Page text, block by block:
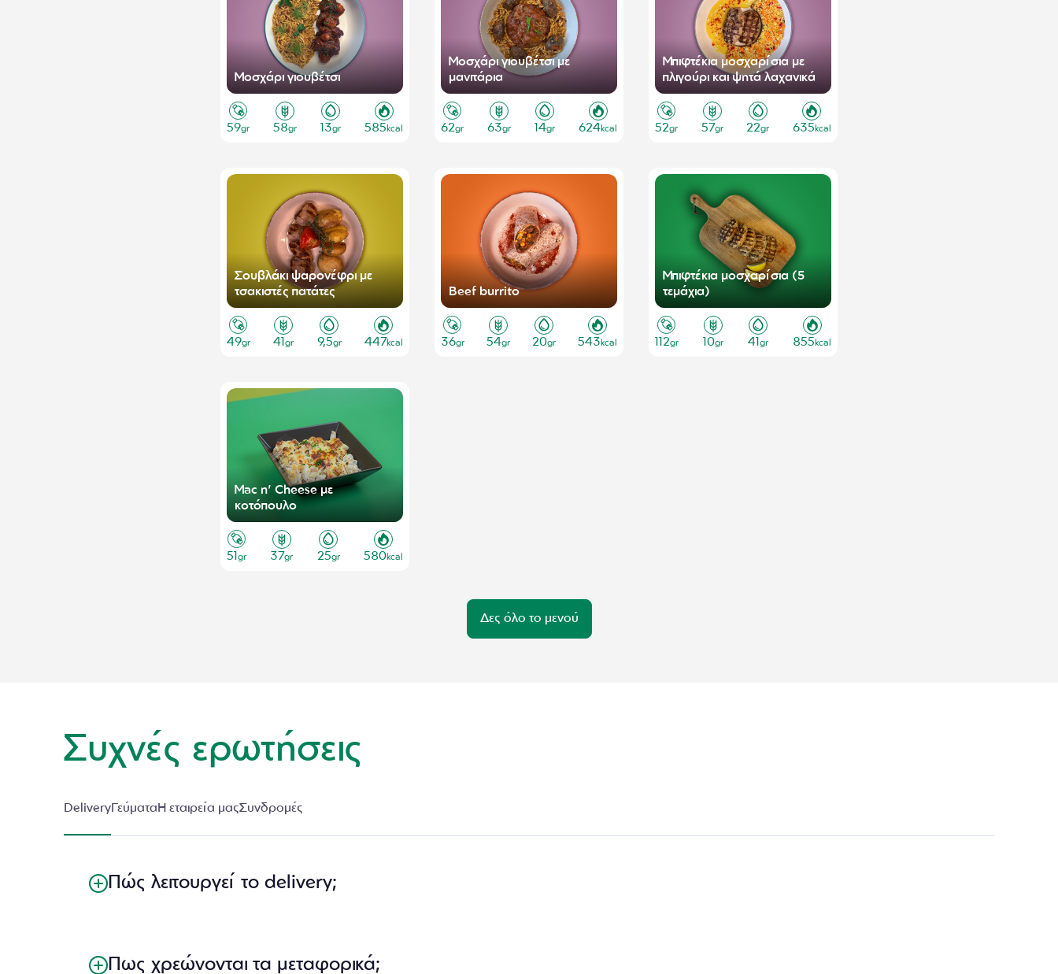
Μοσχάρι γιουβέτσι
59gr 58gr 13gr 585kcal
Μοσχάρι γιουβέτσι με
μανιτάρια
62gr 63gr 14gr 624kcal
Μπιφτέκια μοσχαρίσια με
πλιγούρι και ψητά λαχανικά
52gr 57gr 22gr 635kcal
Σουβλάκι ψαρονέφρι με
τσακιστές πατάτες
49gr 41gr 9,5gr 447kcal
Beef burrito
36gr 54gr 20gr 543kcal
Μπιφτέκια μοσχαρίσια (5
τεμάχια)
112gr 10gr 41 gr 855kcal
Mac n' Cheese με
κοτόπουλο
51 gr 37gr 25gr 580kcal
Δες όλο το μενού
Συχνές ερωτήσεις
DeliveryΓεύματαΗ εταιρεία μαςΣυνδρομές
Πώς λειτουργεί το delivery;
Πως χρεώνονται τα μεταφορικά;